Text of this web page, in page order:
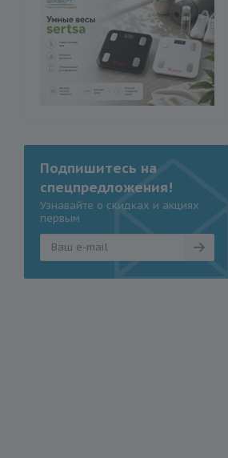
Подпишитесь на
спецпредложения!
Узнавайте о скидках и акциях
первым